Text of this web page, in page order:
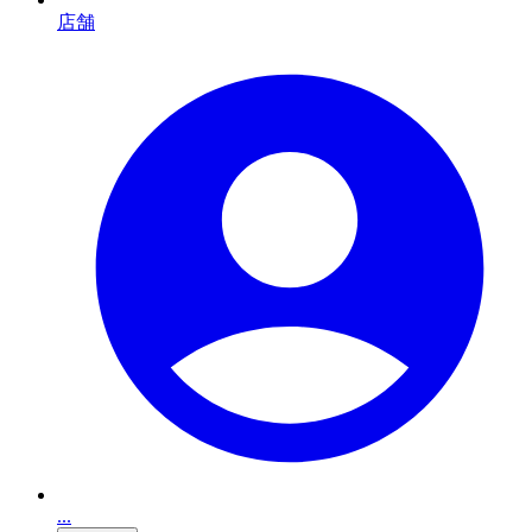
店舗
...